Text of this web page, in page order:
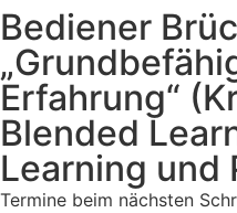
Bediener
Erfahrung“
Blended
Learning und
Termine beim nächsten